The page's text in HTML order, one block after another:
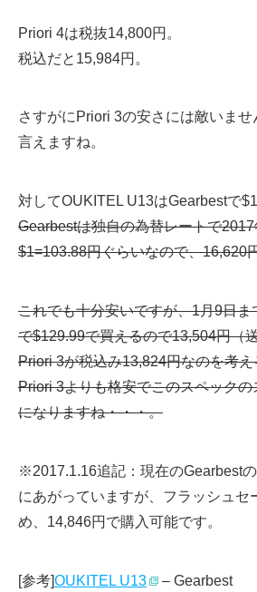
Priori 4は税抜14,800円。
税込だと15,984円。
さすがにPriori 3の安さには敵いませ
言えますね。
対してOUKITEL U13はGearbestで
Gearbestは独自の為替レートで
$1=103.88円ぐらいなので、16,620
これでも十分安いですが、1月9日ま
で$129.99で買えるので13,504円（
Priori 3が税込み13,824円なのを考
Priori 3よりも格安でこのスペック
になりますね・・・。
※2017.1.16追記：現在のGearbest
にあがっていますが、フラッシュセ
め、14,846円で購入可能です。
[参考]OUKITEL U13 – Gearbest